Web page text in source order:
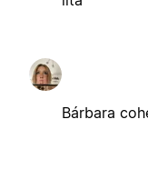
Bárbara